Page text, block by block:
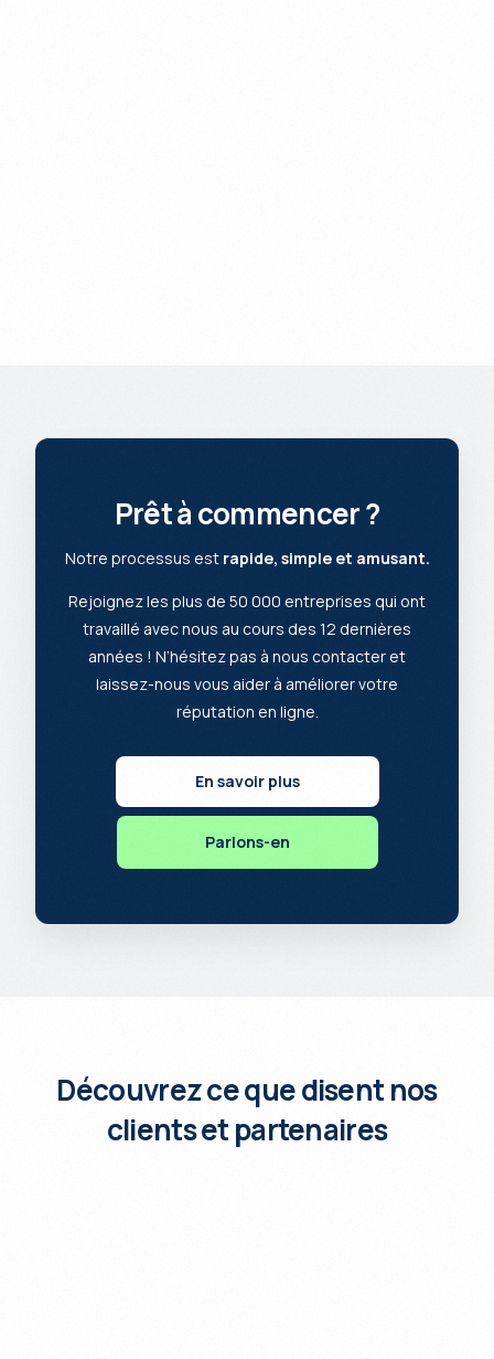
Prêt à commencer ?
Notre processus est rapide, simple et amusant.
Rejoignez les plus de 50 000 entreprises qui ont
travaillé avec nous au cours des 12 dernières
années ! N’hésitez pas à nous contacter et
laissez-nous vous aider à améliorer votre
réputation en ligne.
En savoir plus
Parlons-en
Découvrez ce que disent nos
clients et partenaires